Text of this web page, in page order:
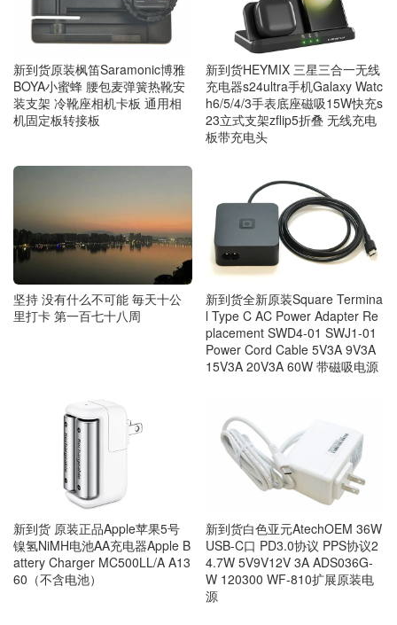
新到货原装枫笛Saramonic博雅
BOYA小蜜蜂 腰包麦弹簧热靴安
装支架 冷靴座相机卡板 通用相
机固定板转接板
新到货HEYMIX 三星三合一无线
充电器s24ultra手机Galaxy Watc
h6/5/4/3手表底座磁吸15W快充s
23立式支架zflip5折叠 无线充电
板带充电头
坚持 没有什么不可能 毎天十公
里打卡 第一百七十八周
新到货全新原装Square Termina
l Type C AC Power Adapter Re
placement SWD4-01 SWJ1-01
Power Cord Cable 5V3A 9V3A
15V3A 20V3A 60W 带磁吸电源
新到货 原装正品Apple苹果5号
镍氢NiMH电池AA充电器Apple B
attery Charger MC500LL/A A13
60（不含电池）
新到货白色亚元AtechOEM 36W
USB-C口 PD3.0协议 PPS协议2
4.7W 5V9V12V 3A ADS036G-
W 120300 WF-810扩展原装电
源